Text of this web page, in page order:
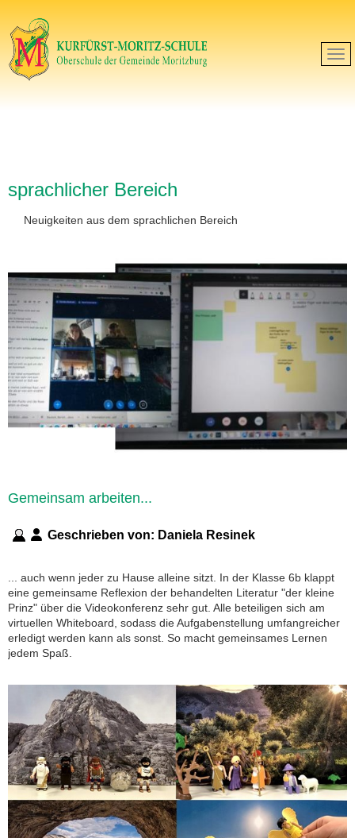
sprachlicher Bereich
Neuigkeiten aus dem sprachlichen Bereich
Gemeinsam arbeiten...
Geschrieben von: Daniela Resinek
... auch wenn jeder zu Hause alleine sitzt. In der Klasse 6b klappt
eine gemeinsame Reflexion der behandelten Literatur "der kleine
Prinz" über die Videokonferenz sehr gut. Alle beteiligen sich am
virtuellen Whiteboard, sodass die Aufgabenstellung umfangreicher
erledigt werden kann als sonst. So macht gemeinsames Lernen
jedem Spaß.